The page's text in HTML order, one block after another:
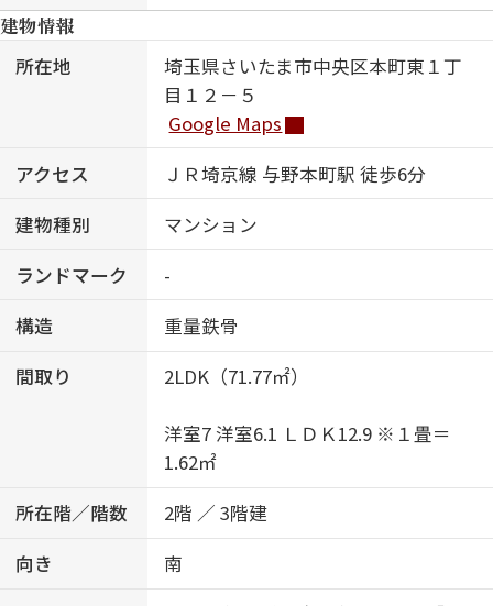
建物情報
所在地
埼玉県さいたま市中央区本町東１丁
目１２－５
Google Maps
アクセス
ＪＲ埼京線 与野本町駅 徒歩6分
建物種別
マンション
ランドマーク
-
構造
重量鉄骨
間取り
2LDK（71.77㎡）
洋室7 洋室6.1 ＬＤＫ12.9 ※１畳＝
1.62㎡
所在階／階数
2階 ／ 3階建
向き
南